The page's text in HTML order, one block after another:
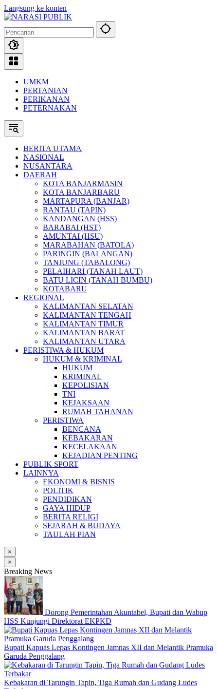
Langsung ke konten
UMKM
PERTANIAN
PERIKANAN
PETERNAKAN
BERITA UTAMA
NASIONAL
NUSANTARA
DAERAH
KOTA BANJARMASIN
KOTA BANJARBARU
MARTAPURA (BANJAR)
RANTAU (TAPIN)
KANDANGAN (HSS)
BARABAI (HST)
AMUNTAI (HSU)
MARABAHAN (BATOLA)
PARINGIN (BALANGAN)
TANJUNG (TABALONG)
PELAIHARI (TANAH LAUT)
BATU LICIN (TANAH BUMBU)
KOTABARU
REGIONAL
KALIMANTAN SELATAN
KALIMANTAN TENGAH
KALIMANTAN TIMUR
KALIMANTAN BARAT
KALIMANTAN UTARA
PERISTIWA & HUKUM
HUKUM & KRIMINAL
HUKUM
KRIMINAL
KEPOLISIAN
TNI
KEJAKSAAN
RUMAH TAHANAN
PERISTIWA
BENCANA
KEBAKARAN
KECELAKAAN
KEJADIAN PENTING
PUBLIK SPORT
LAINNYA
EKONOMI & BISNIS
POLITIK
PENDIDIKAN
GAYA HIDUP
BERITA RELIGI
SEJARAH & BUDAYA
TAULAH PIAN
×
×
Breaking News
Dorong Pemerintahan Akuntabel, Bupati dan Wabup
HSS Kunjungi Direktorat EKPKD
Bupati Kapuas Lepas Kontingen Jamnas XII dan Melantik Pramuka
Garuda Penggalang
Kebakaran di Tarungin Tapin, Tiga Rumah dan Gudang Ludes